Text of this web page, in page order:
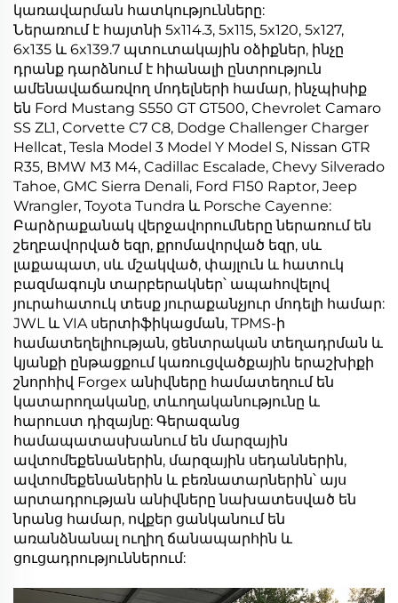
կառավարման հատկությունները:
Ներառում է հայտնի 5x114.3, 5x115, 5x120, 5x127,
6x135 և 6x139.7 պտուտակային օձիքներ, ինչը
դրանք դարձնում է հիանալի ընտրություն
ամենավաճառվող մոդելների համար, ինչպիսիք
են Ford Mustang S550 GT GT500, Chevrolet Camaro
SS ZL1, Corvette C7 C8, Dodge Challenger Charger
Hellcat, Tesla Model 3 Model Y Model S, Nissan GTR
R35, BMW M3 M4, Cadillac Escalade, Chevy Silverado
Tahoe, GMC Sierra Denali, Ford F150 Raptor, Jeep
Wrangler, Toyota Tundra և Porsche Cayenne:
Բարձրաքանակ վերջավորումները ներառում են
շեղբավորված եզր, քրոմավորված եզր, սև
լաքապատ, սև մշակված, փայլուն և հատուկ
բազմագույն տարբերակներ՝ ապահովելով
յուրահատուկ տեսք յուրաքանչյուր մոդելի համար:
JWL և VIA սերտիֆիկացման, TPMS-ի
համատեղելիության, ցենտրական տեղադրման և
կյանքի ընթացքում կառուցվածքային երաշխիքի
շնորհիվ Forgex անիվները համատեղում են
կատարողականը, տևողականությունը և
հարուստ դիզայնը: Գերազանց
համապատասխանում են մարզային
ավտոմեքենաներին, մարզային սեդաններին,
ավտոմեքենաներին և բեռնատարներին՝ այս
արտադրության անիվները նախատեսված են
նրանց համար, ովքեր ցանկանում են
առանձնանալ ուղիղ ճանապարհին և
ցուցադրություններում: